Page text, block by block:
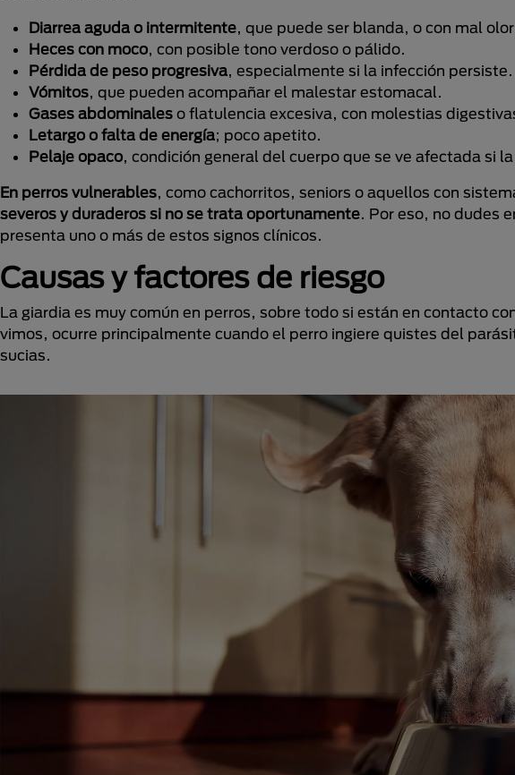
Diarrea aguda o intermitente, que puede ser blanda, o con mal
Heces con moco, con posible tono verdoso o pálido.
Pérdida de peso progresiva, especialmente si la infección persiste.
Vómitos, que pueden acompañar el malestar estomacal.
Gases abdominales o flatulencia excesiva, con molestias
Letargo o falta de energía; poco apetito.
Pelaje opaco, condición general del cuerpo que se ve afectada si
En perros vulnerables, como cachorritos, seniors o aquellos con
severos y duraderos si no se trata oportunamente. Por eso, no dudes
presenta uno o más de estos signos clínicos.
Causas y factores de riesgo
La giardia es muy común en perros, sobre todo si están en contacto
vimos, ocurre principalmente cuando el perro ingiere quistes del
sucias.